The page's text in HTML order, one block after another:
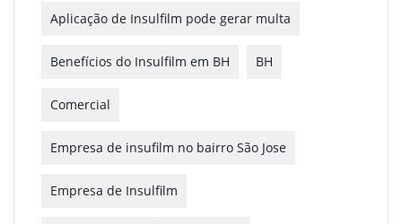
Aplicação de Insulfilm pode gerar multa
Benefícios do Insulfilm em BH BH
Comercial
Empresa de insufilm no bairro São Jose
Empresa de Insulfilm